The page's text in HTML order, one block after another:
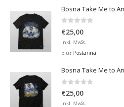
Bosna Take Me to
€25,00
Inkl. MwSt.
plus Postarina
Bosna Take Me to
0 out of 5
€25,00
Inkl. MwSt.